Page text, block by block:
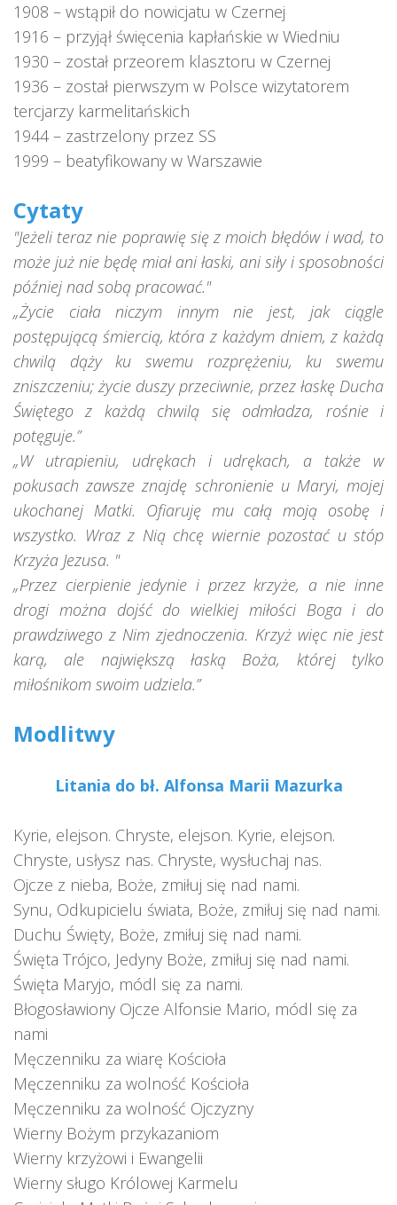
1908 – wstąpił do nowicjatu w Czernej
1916 – przyjął święcenia kapłańskie w Wiedniu
1930 – został przeorem klasztoru w Czernej
1936 – został pierwszym w Polsce wizytatorem
tercjarzy karmelitańskich
1944 – zastrzelony przez SS
1999 – beatyfikowany w Warszawie
Cytaty
"Jeżeli teraz nie poprawię się z moich błędów i wad, to
może już nie będę miał ani łaski, ani siły i sposobności
później nad sobą pracować."
„Życie ciała niczym innym nie jest, jak ciągle
postępującą śmiercią, która z każdym dniem, z każdą
chwilą dąży ku swemu rozprężeniu, ku swemu
zniszczeniu; życie duszy przeciwnie, przez łaskę Ducha
Świętego z każdą chwilą się odmładza, rośnie i
potęguje.”
„W utrapieniu, udrękach i udrękach, a także w
pokusach zawsze znajdę schronienie u Maryi, mojej
ukochanej Matki. Ofiaruję mu całą moją osobę i
wszystko. Wraz z Nią chcę wiernie pozostać u stóp
Krzyża Jezusa. "
„Przez cierpienie jedynie i przez krzyże, a nie inne
drogi można dojść do wielkiej miłości Boga i do
prawdziwego z Nim zjednoczenia. Krzyż więc nie jest
karą, ale największą łaską Boża, której tylko
miłośnikom swoim udziela.”
Modlitwy
Litania do bł. Alfonsa Marii Mazurka
Kyrie, elejson. Chryste, elejson. Kyrie, elejson.
Chryste, usłysz nas. Chryste, wysłuchaj nas.
Ojcze z nieba, Boże, zmiłuj się nad nami.
Synu, Odkupicielu świata, Boże, zmiłuj się nad nami.
Duchu Święty, Boże, zmiłuj się nad nami.
Święta Trójco, Jedyny Boże, zmiłuj się nad nami.
Święta Maryjo, módl się za nami.
Błogosławiony Ojcze Alfonsie Mario, módl się za
nami
Męczenniku za wiarę Kościoła
Męczenniku za wolność Kościoła
Męczenniku za wolność Ojczyzny
Wierny Bożym przykazaniom
Wierny krzyżowi i Ewangelii
Wierny sługo Królowej Karmelu